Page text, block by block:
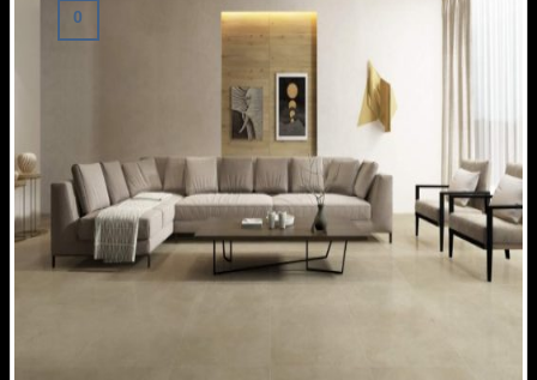
0
Chưa có sản phẩm trong giỏ hàng.